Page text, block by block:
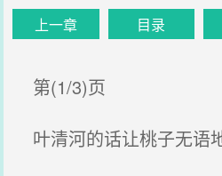
上一章 目录
第(1/3)页
叶清河的话让桃子无语